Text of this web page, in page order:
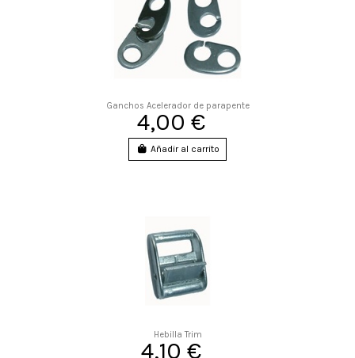
Ganchos Acelerador de parapente
4,00 €
Añadir al carrito
Hebilla Trim
4,10 €